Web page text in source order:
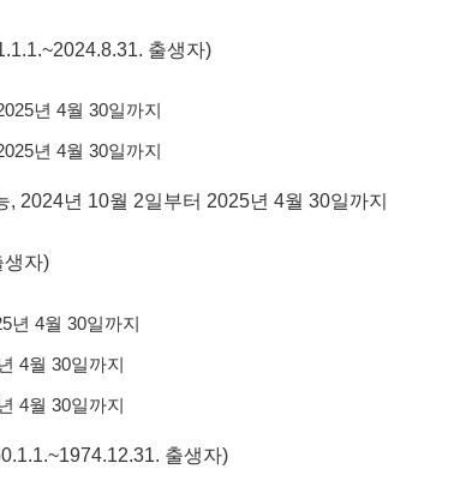
출생자)
년 4월 30일까지
년 4월 30일까지
, 2024년 10월 2일부터 2025년 4월 30일까지
생자)
년 4월 30일까지
4월 30일까지
4월 30일까지
출생자)